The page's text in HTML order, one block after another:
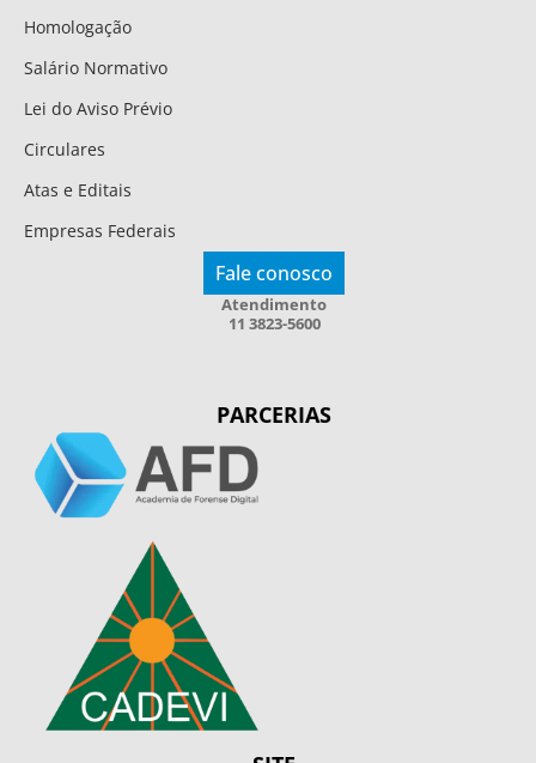
Homologação
Salário Normativo
Lei do Aviso Prévio
Circulares
Atas e Editais
Empresas Federais
Fale conosco
Atendimento
11 3823-5600
PARCERIAS